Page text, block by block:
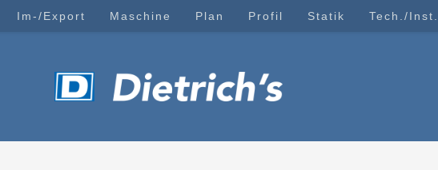
Im-/Export Maschine Plan Profil Statik Tech./Inst.